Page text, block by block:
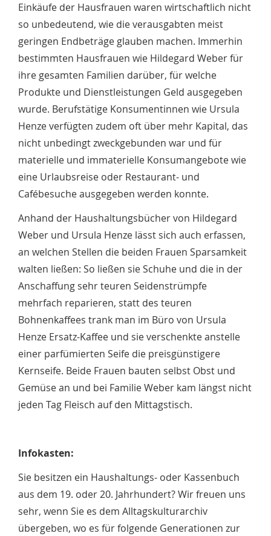
Einkäufe der Hausfrauen waren wirtschaftlich nicht
so unbedeutend, wie die verausgabten meist
geringen Endbeträge glauben machen. Immerhin
bestimmten Hausfrauen wie Hildegard Weber für
ihre gesamten Familien darüber, für welche
Produkte und Dienstleistungen Geld ausgegeben
wurde. Berufstätige Konsumentinnen wie Ursula
Henze verfügten zudem oft über mehr Kapital, das
nicht unbedingt zweckgebunden war und für
materielle und immaterielle Konsumangebote wie
eine Urlaubsreise oder Restaurant- und
Cafébesuche ausgegeben werden konnte.
Anhand der Haushaltungsbücher von Hildegard
Weber und Ursula Henze lässt sich auch erfassen,
an welchen Stellen die beiden Frauen Sparsamkeit
walten ließen: So ließen sie Schuhe und die in der
Anschaffung sehr teuren Seidenstrümpfe
mehrfach reparieren, statt des teuren
Bohnenkaffees trank man im Büro von Ursula
Henze Ersatz-Kaffee und sie verschenkte anstelle
einer parfümierten Seife die preisgünstigere
Kernseife. Beide Frauen bauten selbst Obst und
Gemüse an und bei Familie Weber kam längst nicht
jeden Tag Fleisch auf den Mittagstisch.
Infokasten:
Sie besitzen ein Haushaltungs- oder Kassenbuch
aus dem 19. oder 20. Jahrhundert? Wir freuen uns
sehr, wenn Sie es dem Alltagskulturarchiv
übergeben, wo es für folgende Generationen zur